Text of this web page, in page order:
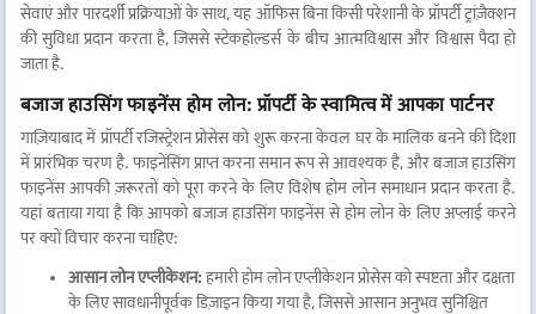
सेवाएं और पारदर्शी प्रक्रियाओं के साथ, यह ऑफिस बिना किसी परेशानी के प्रॉपर्टी ट्रांज़ैक्शन
की सुविधा प्रदान करता है, जिससे स्टेकहोल्डर्स के बीच आत्मविश्वास और विश्वास पैदा हो
जाता है.
बजाज हाउसिंग फाइनेंस होम लोन: प्रॉपर्टी के स्वामित्व में आपका पार्टनर
गाज़ियाबाद में प्रॉपर्टी रजिस्ट्रेशन प्रोसेस को शुरू करना केवल घर के मालिक बनने की दिशा
में प्रारंभिक चरण है. फाइनेंसिंग प्राप्त करना समान रूप से आवश्यक है, और बजाज हाउसिंग
फाइनेंस आपकी ज़रूरतों को पूरा करने के लिए विशेष होम लोन समाधान प्रदान करता है.
यहां बताया गया है कि आपको बजाज हाउसिंग फाइनेंस से होम लोन के लिए अप्लाई करने
पर क्यों विचार करना चाहिए:
आसान लोन एप्लीकेशन: हमारी होम लोन एप्लीकेशन प्रोसेस को स्पष्टता और दक्षता
के लिए सावधानीपूर्वक डिज़ाइन किया गया है, जिससे आसान अनुभव सुनिश्चित